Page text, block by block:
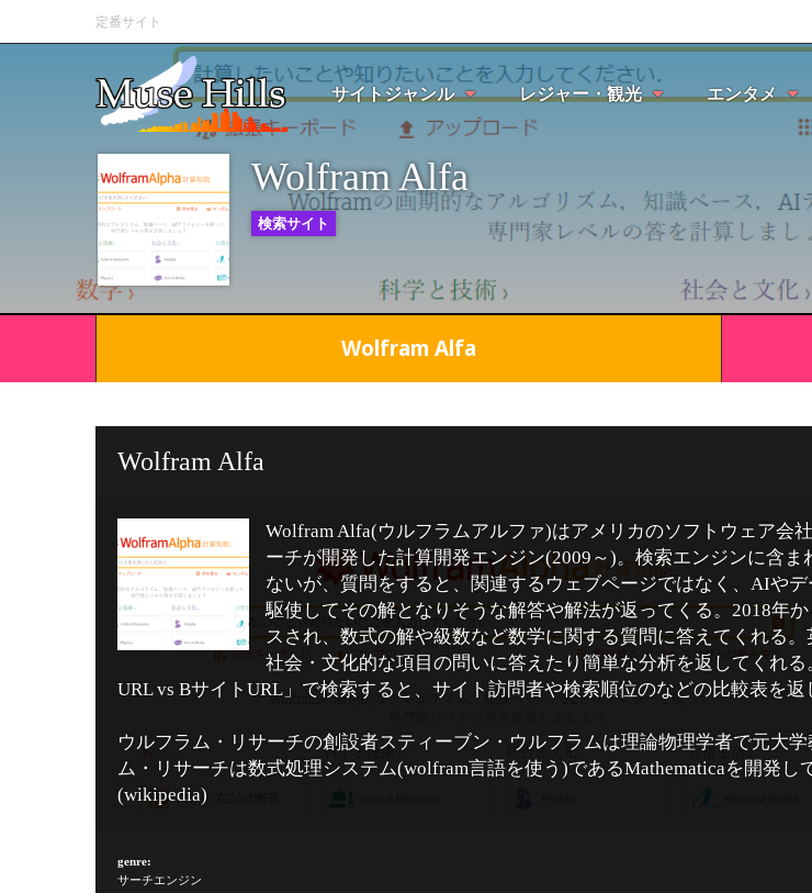
定番サイト
サイトジャンル レジャー・観光 エンタメ
Wolfram Alfa
検索サイト
Wolfram Alfa
Wolfram Alfa
Wolfram Alfa(ウルフラムアルファ)はアメリカのソフトウェア会
ーチが開発した計算開発エンジン(2009～)。検索エンジンに含ま
ないが、質問をすると、関連するウェブページではなく、AIや
駆使してその解となりそうな解答や解法が返ってくる。2018年
スされ、数式の解や級数など数学に関する質問に答えてくれる
社会・文化的な項目の問いに答えたり簡単な分析を返してくれ
URL vs BサイトURL」で検索すると、サイト訪問者や検索順位のなどの比較表を返
ウルフラム・リサーチの創設者スティーブン・ウルフラムは理論物理学者で元大学
ム・リサーチは数式処理システム(wolfram言語を使う)であるMathematicaを開発し
(wikipedia)
genre:
サーチエンジン